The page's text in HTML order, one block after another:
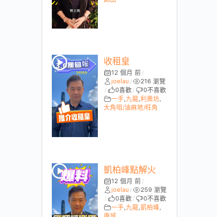
收租皇
12 個月 前 /
joelau / 216 瀏覽
/ 0喜歡 / 0不喜歡
一手,九龍,利奧坊,
大角咀/油麻地/旺角
凱柏峰點解火
12 個月 前 /
joelau / 259 瀏覽
/ 0喜歡 / 0不喜歡
一手 九龍 ,凱柏峰